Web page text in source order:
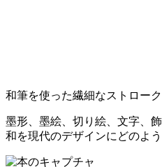
和筆を使った繊細なストロー
墨形、墨絵、切り絵、文字、
和を現代のデザインにどのよ